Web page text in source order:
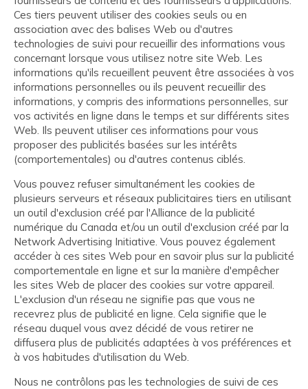
Ces tiers peuvent utiliser des cookies seuls ou en
association avec des balises Web ou d'autres
technologies de suivi pour recueillir des informations vous
concernant lorsque vous utilisez notre site Web. Les
informations qu'ils recueillent peuvent être associées à vos
informations personnelles ou ils peuvent recueillir des
informations, y compris des informations personnelles, sur
vos activités en ligne dans le temps et sur différents sites
Web. Ils peuvent utiliser ces informations pour vous
proposer des publicités basées sur les intérêts
(comportementales) ou d'autres contenus ciblés.
Vous pouvez refuser simultanément les cookies de
plusieurs serveurs et réseaux publicitaires tiers en utilisant
un outil d'exclusion créé par l'Alliance de la publicité
numérique du Canada et/ou un outil d'exclusion créé par la
Network Advertising Initiative. Vous pouvez également
accéder à ces sites Web pour en savoir plus sur la publicité
comportementale en ligne et sur la manière d'empêcher
les sites Web de placer des cookies sur votre appareil.
L'exclusion d'un réseau ne signifie pas que vous ne
recevrez plus de publicité en ligne. Cela signifie que le
réseau duquel vous avez décidé de vous retirer ne
diffusera plus de publicités adaptées à vos préférences et
à vos habitudes d'utilisation du Web.
Nous ne contrôlons pas les technologies de suivi de ces